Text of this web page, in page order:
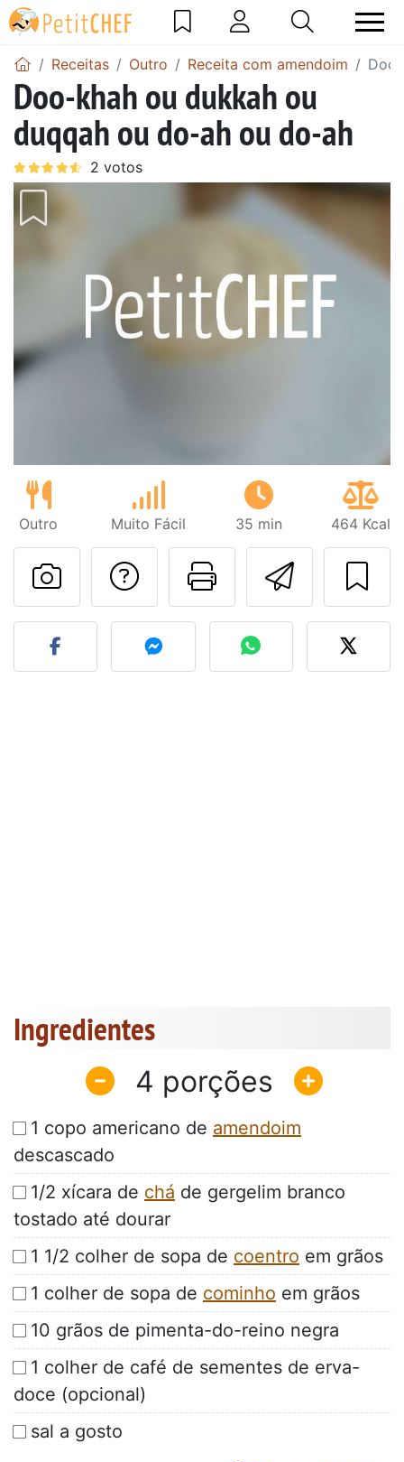
Receitas Outro Receita com amendoim
Doo-khah ou dukkah ou
duqqah ou do-ah ou do-ah
Outro Muito Fácil 35 min 464 Kcal
Imprima
Falar com o autor
Fez esta receita?
Ingredientes
4
1 copo americano de amendoim
descascado
1/2 xícara de chá de gergelim branco
tostado até dourar
1 1/2 colher de sopa de coentro em grãos
1 colher de sopa de cominho em grãos
10 grãos de pimenta-do-reino negra
1 colher de café de sementes de erva-
doce (opcional)
sal a gosto